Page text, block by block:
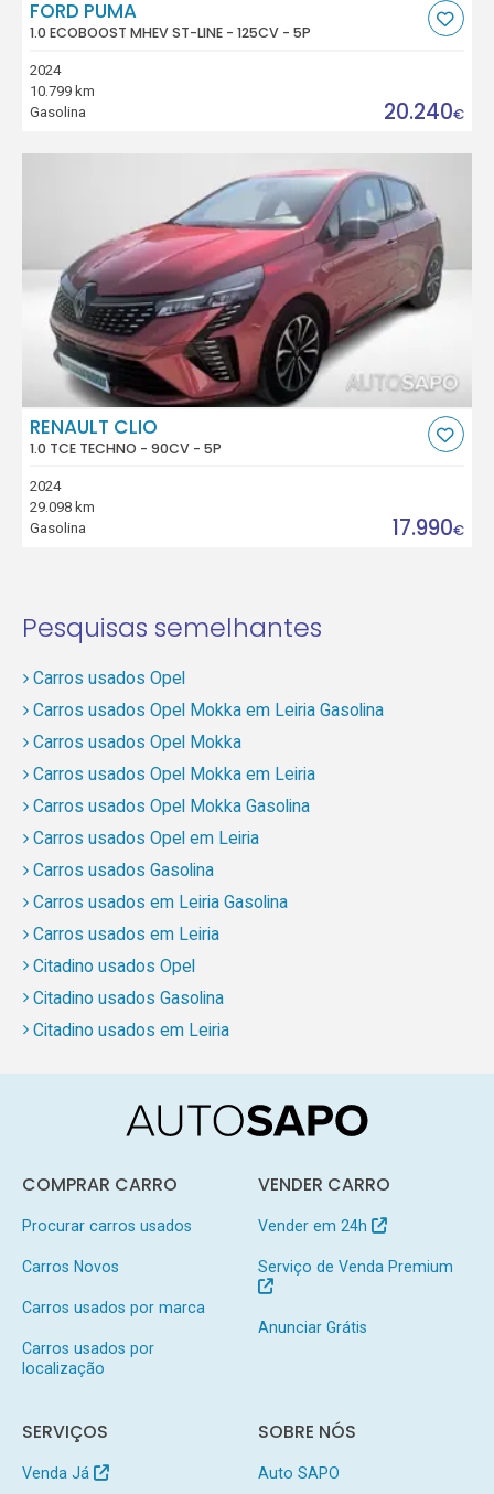
FORD PUMA
1.0 ECOBOOST MHEV ST-LINE - 125CV - 5P
2024
10.799 km
Gasolina
20.240€
RENAULT CLIO
1.0 TCE TECHNO - 90CV - 5P
2024
29.098 km
Gasolina
17.990€
Pesquisas semelhantes
Carros usados Opel
Carros usados Opel Mokka em Leiria Gasolina
Carros usados Opel Mokka
Carros usados Opel Mokka em Leiria
Carros usados Opel Mokka Gasolina
Carros usados Opel em Leiria
Carros usados Gasolina
Carros usados em Leiria Gasolina
Carros usados em Leiria
Citadino usados Opel
Citadino usados Gasolina
Citadino usados em Leiria
COMPRAR CARRO
Procurar carros usados
Carros Novos
Carros usados por marca
Carros usados por
localização
VENDER CARRO
Vender em 24h
Serviço de Venda Premium
Anunciar Grátis
SERVIÇOS
Venda Já
SOBRE NÓS
Auto SAPO